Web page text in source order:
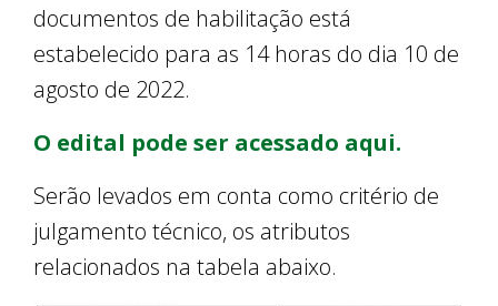
documentos de habilitação está
estabelecido para as 14 horas do dia 10 de
agosto de 2022.
O edital pode ser acessado aqui.
Serão levados em conta como critério de
julgamento técnico, os atributos
relacionados na tabela abaixo.